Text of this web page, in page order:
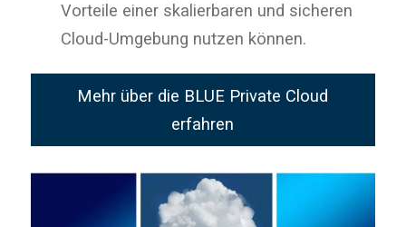
Vorteile einer skalierbaren und sicheren
Cloud-Umgebung nutzen können.
Mehr über die BLUE Private Cloud
erfahren